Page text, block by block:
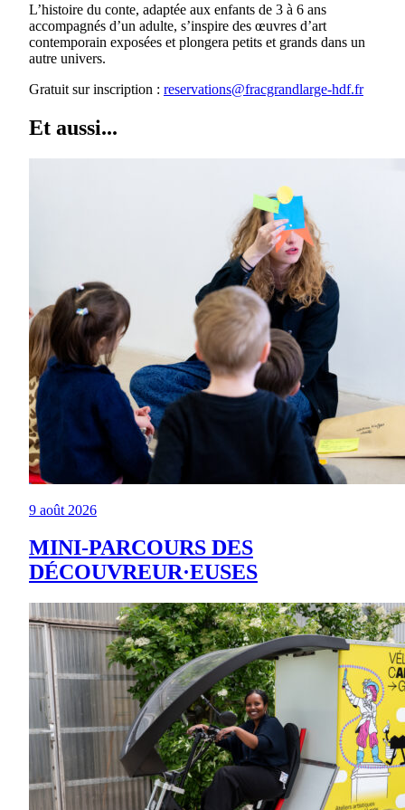
L’histoire du conte, adaptée aux enfants de 3 à 6 ans
accompagnés d’un adulte, s’inspire des œuvres d’art
contemporain exposées et plongera petits et grands dans un
autre univers.
Gratuit sur inscription : reservations@fracgrandlarge-hdf.fr
Et aussi...
9 août 2026
MINI-PARCOURS DES
DÉCOUVREUR·EUSES